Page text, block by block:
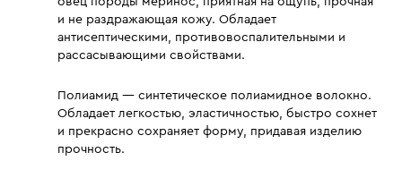
и не раздражающая кожу. Обладает
антисептическими, противовоспалительными и
рассасывающими свойствами.
Полиамид — синтетическое полиамидное волокно.
Обладает легкостью, эластичностью, быстро сохнет
и прекрасно сохраняет форму, придавая изделию
прочность.